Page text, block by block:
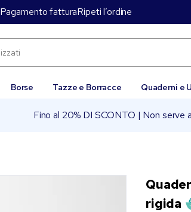
Pagamento fatturaRipeti l’ordine
Borse Tazze e Borracce Quaderni e
Fino al 20% DI SCONTO | Non serve
rigida